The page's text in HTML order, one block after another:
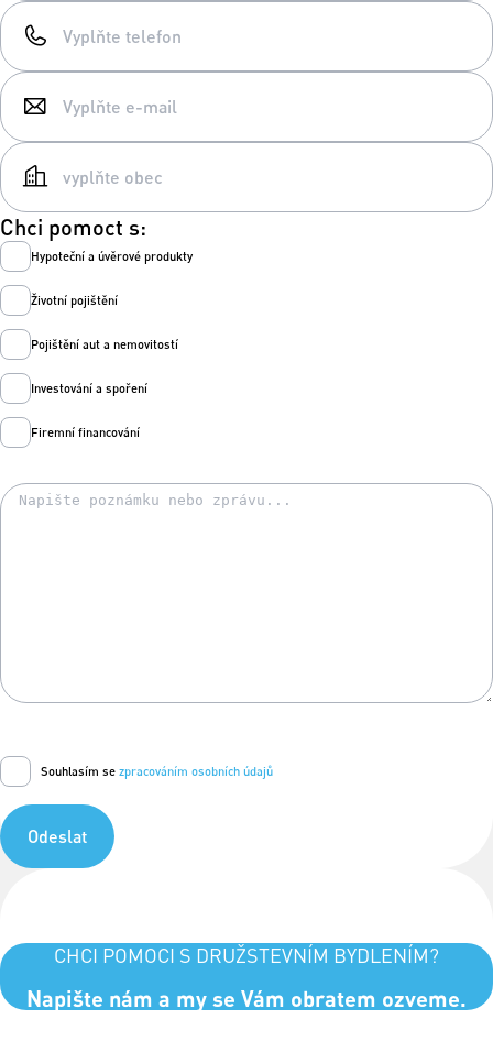
Chci pomoct s:
Hypoteční a úvěrové produkty
Životní pojištění
Pojištění aut a nemovitostí
Investování a spoření
Firemní financování
Souhlasím se zpracováním osobních údajů
Odeslat
CHCI POMOCI S DRUŽSTEVNÍM BYDLENÍM?
Napište nám a my se Vám obratem ozveme.